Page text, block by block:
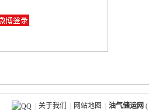
关于我们 网站地图 油气储运网 (